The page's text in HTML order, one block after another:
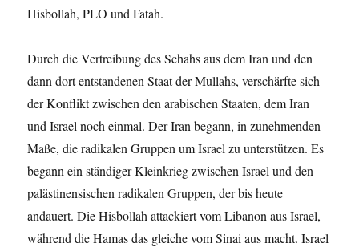
Hisbollah, PLO und Fatah.
Durch die Vertreibung des Schahs aus dem Iran und den
dann dort entstandenen Staat der Mullahs, verschärfte sich
der Konflikt zwischen den arabischen Staaten, dem Iran
und Israel noch einmal. Der Iran begann, in zunehmenden
Maße, die radikalen Gruppen um Israel zu unterstützen. Es
begann ein ständiger Kleinkrieg zwischen Israel und den
palästinensischen radikalen Gruppen, der bis heute
andauert. Die Hisbollah attackiert vom Libanon aus Israel,
während die Hamas das gleiche vom Sinai aus macht. Israel